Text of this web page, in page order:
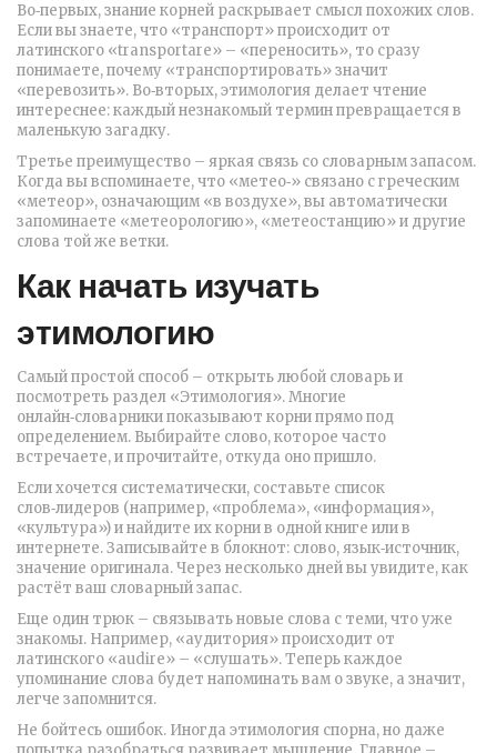
Во‑первых, знание корней раскрывает смысл похожих слов.
Если вы знаете, что «транспорт» происходит от
латинского «transportare» – «переносить», то сразу
понимаете, почему «транспортировать» значит
«перевозить». Во‑вторых, этимология делает чтение
интереснее: каждый незнакомый термин превращается в
маленькую загадку.
Третье преимущество – яркая связь со словарным запасом.
Когда вы вспоминаете, что «метео‑» связано с греческим
«метеор», означающим «в воздухе», вы автоматически
запоминаете «метеорологию», «метеостанцию» и другие
слова той же ветки.
Как начать изучать
этимологию
Самый простой способ – открыть любой словарь и
посмотреть раздел «Этимология». Многие
онлайн‑словарники показывают корни прямо под
определением. Выбирайте слово, которое часто
встречаете, и прочитайте, откуда оно пришло.
Если хочется систематически, составьте список
слов‑лидеров (например, «проблема», «информация»,
«культура») и найдите их корни в одной книге или в
интернете. Записывайте в блокнот: слово, язык‑источник,
значение оригинала. Через несколько дней вы увидите, как
растёт ваш словарный запас.
Еще один трюк – связывать новые слова с теми, что уже
знакомы. Например, «аудитория» происходит от
латинского «audire» – «слушать». Теперь каждое
упоминание слова будет напоминать вам о звуке, а значит,
легче запомнится.
Не бойтесь ошибок. Иногда этимология спорна, но даже